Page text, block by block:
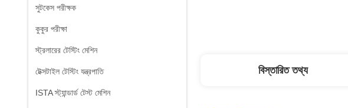
সুটকেস পরীক্ষক
কুকুর পরীক্ষা
স্ট্রলারের টেস্টিং মেশিন
টেক্সটাইল টেস্টিং যন্ত্রপাতি
ISTA স্ট্যান্ডার্ড টেস্ট মেশিন
বিস্তারিত তথ্য